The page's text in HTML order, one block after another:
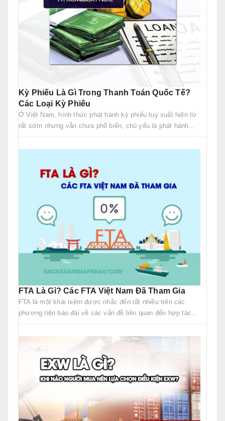
Kỳ Phiếu Là Gì Trong Thanh Toán Quốc Tế?
Các Loại Kỳ Phiếu
Ở Việt Nam, hình thức phát hành kỳ phiếu tuy xuất hiện từ
rất sớm nhưng vẫn chưa phổ biến, chủ yếu là phát hành...
FTA Là Gì? Các FTA Việt Nam Đã Tham Gia
FTA là một khái niệm được nhắc đến rất nhiều trên các
phương tiện báo đài về các vấn đề liên quan đến hợp tác...